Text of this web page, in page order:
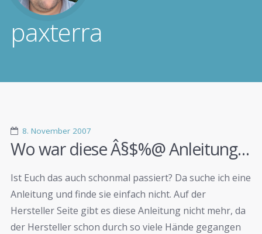
paxterra
8. November 2007
Wo war diese Â§$%@ Anleitung…
Ist Euch das auch schonmal passiert? Da suche ich eine
Anleitung und finde sie einfach nicht. Auf der
Hersteller Seite gibt es diese Anleitung nicht mehr, da
der Hersteller schon durch so viele Hände gegangen